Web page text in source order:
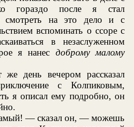
гораздо после я стал
смотреть на это дело и с
вспоминать о ссоре с
в незаслуженном
я нанес доброму малому
день вечером рассказал
с Колпиковым,
я описал ему подробно, он
— сказал он, — можешь